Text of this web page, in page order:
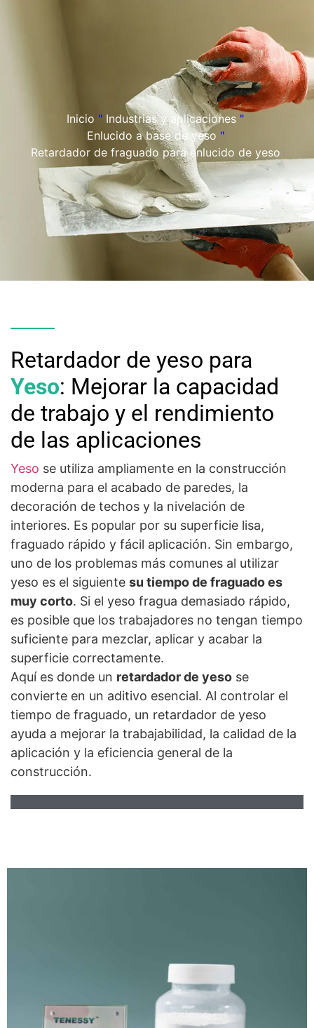
Inicio " Industrias y aplicaciones "
Enlucido a base de yeso "
Retardador de fraguado para enlucido de yeso
Retardador de yeso para
Yeso: Mejorar la capacidad
de trabajo y el rendimiento
de las aplicaciones
Yeso se utiliza ampliamente en la construcción
moderna para el acabado de paredes, la
decoración de techos y la nivelación de
interiores. Es popular por su superficie lisa,
fraguado rápido y fácil aplicación. Sin embargo,
uno de los problemas más comunes al utilizar
yeso es el siguiente su tiempo de fraguado es
muy corto. Si el yeso fragua demasiado rápido,
es posible que los trabajadores no tengan tiempo
suficiente para mezclar, aplicar y acabar la
superficie correctamente.
Aquí es donde un retardador de yeso se
convierte en un aditivo esencial. Al controlar el
tiempo de fraguado, un retardador de yeso
ayuda a mejorar la trabajabilidad, la calidad de la
aplicación y la eficiencia general de la
construcción.